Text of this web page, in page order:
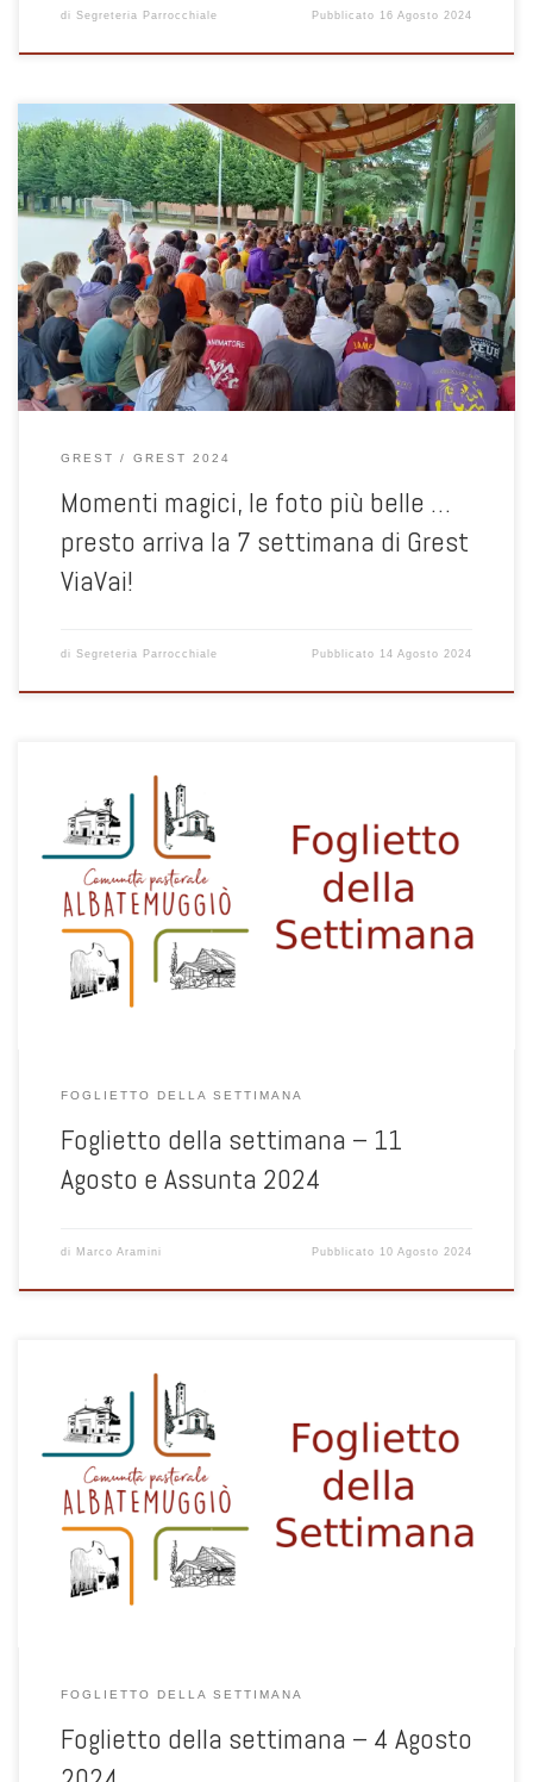
di Segreteria Parrocchiale Pubblicato 16 Agosto 2024
Sei settimane ... dite che son tante ? troppe? le presenze dicono che
i bambini e le famiglie hanno scelto di stare con noi! Sarà solo per
comodicà? Nooo le risposte sono tante e belle! Grazie ai nostri
adolescenti che con Walter, Chiara e tutti i volontari hanno reso
possibile questo Grest, naturalmente sotto l'occhio attente del
nostro parroco don Giovanni!
GREST GREST 2024
Momenti magici, le foto più belle …
presto arriva la 7 settimana di Grest
ViaVai!
di Segreteria Parrocchiale Pubblicato 14 Agosto 2024
FOGLIETTO DELLA SETTIMANA
Foglietto della settimana – 11
Agosto e Assunta 2024
di Marco Aramini Pubblicato 10 Agosto 2024
FOGLIETTO DELLA SETTIMANA
Foglietto della settimana – 4 Agosto